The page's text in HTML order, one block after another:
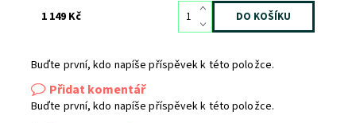
1 149 Kč
Buďte první, kdo napíše příspěvek k této položce.
Přidat komentář
Buďte první, kdo napíše příspěvek k této položce.